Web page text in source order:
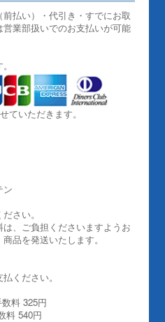
払い）・代引き・すでにお取
業部扱いでのお支払いが可能
ていただきます。
ン
さい。
、ご負担くださいますようお
品を発送いたします。
ください。
料 325円
料 540円